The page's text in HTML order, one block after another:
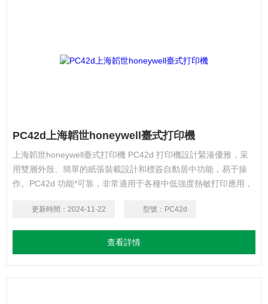
PC42d上海韜世honeywell臺式打印機
上海韜世honeywell臺式打印機 PC42d 打印機設計緊湊優雅，采
用雙層外殼、簡單的紙張裝載設計和標簽自動居中功能，易于操
作。PC42d 功能*可靠，非常適用于各種中低強度熱敏打印應用，
收據、登機牌等。
更新時間： 2024-11-22 型號： PC42d
查看詳情